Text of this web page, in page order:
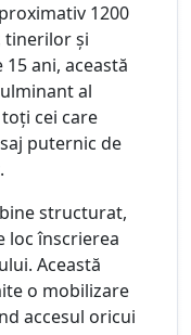
1200
tinerilor și
ani, această
al
cei care
puternic de
structurat,
loc înscrierea
Această
o mobilizare
accesul oricui